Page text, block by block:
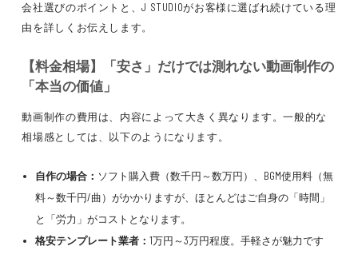
会社選びのポイントと、J STUDIOがお客様に選ばれ続けている理
由を詳しくお伝えします。
【料金相場】「安さ」だけでは測れない動画制作の
「本当の価値」
動画制作の費用は、内容によって大きく異なります。一般的な
相場感としては、以下のようになります。
自作の場合： ソフト購入費（数千円～数万円）、BGM使用料（無
料～数千円/曲）がかかりますが、ほとんどはご自身の「時間」
と「労力」がコストとなります。
格安テンプレート業者： 1万円～3万円程度。手軽さが魅力です